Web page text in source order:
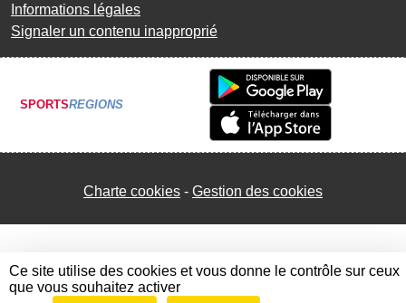
Informations légales
Signaler un contenu inapproprié
SPORTSREGIONS
Charte cookies Gestion des cookies
Ce site utilise des cookies et vous donne le contrôle sur ceux
que vous souhaitez activer